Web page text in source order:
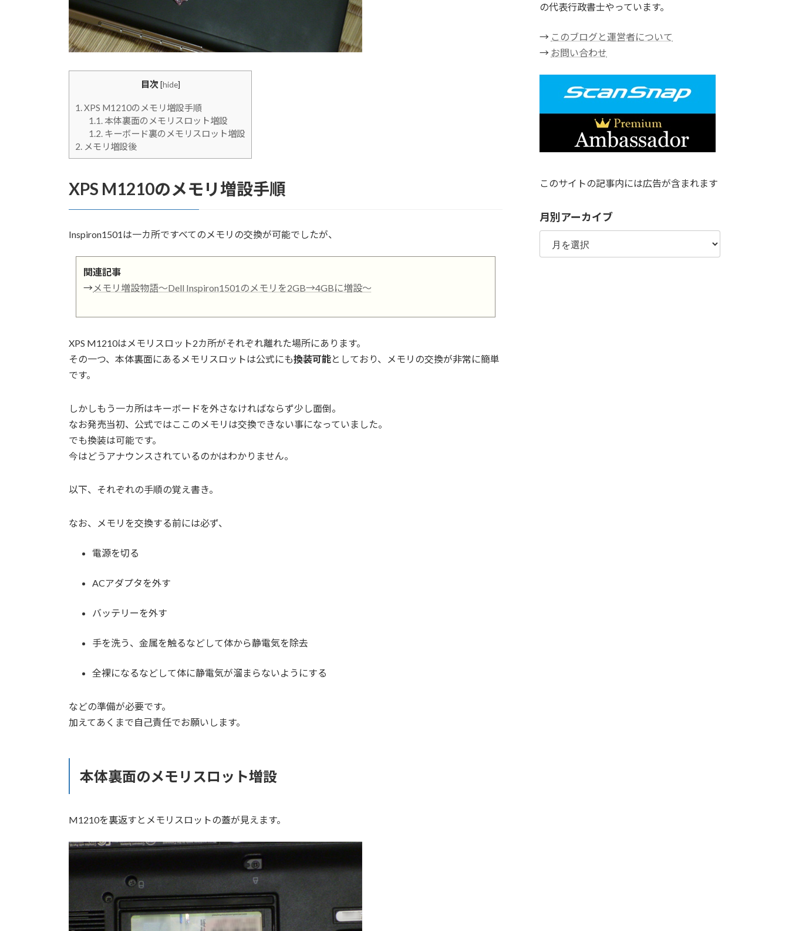
目次 [hide]
1.XPS M1210のメモリ増設手順
1.1.本体裏面のメモリスロット増設
1.2.キーボード裏のメモリスロット増設
2. メモリ増設後
XPS M1210のメモリ増設手順
Inspiron1501は一カ所ですべてのメモリの交換が可能でしたが、
関連記事
→メモリ増設物語～Dell Inspiron1501のメモリを2GB→4GBに増設～
XPS M1210はメモリスロット2カ所がそれぞれ離れた場所にあります。
その一つ、本体裏面にあるメモリスロットは公式にも換装可能としており、メモリの交換が非常に簡単
です。
しかしもう一カ所はキーボードを外さなければならず少し面倒。
なお発売当初、公式ではここのメモリは交換できない事になっていました。
でも換装は可能です。
今はどうアナウンスされているのかはわかりません。
以下、それぞれの手順の覚え書き。
なお、メモリを交換する前には必ず、
電源を切る
ACアダプタを外す
バッテリーを外す
手を洗う、金属を触るなどして体から静電気を除去
全裸になるなどして体に静電気が溜まらないようにする
などの準備が必要です。
加えてあくまで自己責任でお願いします。
本体裏面のメモリスロット増設
M1210を裏返すとメモリスロットの蓋が見えます。
の代表行政書士やっています。
→ このブログと運営者について
→ お問い合わせ
このサイトの記事内には広告が含まれます
月別アーカイブ
月
ア